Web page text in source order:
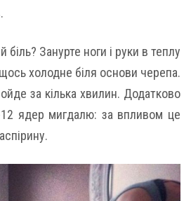
біль? Занурте ноги і руки в теплу
холодне біля основи черепа.
за кілька хвилин. Додатково
12 ядер мигдалю: за впливом це